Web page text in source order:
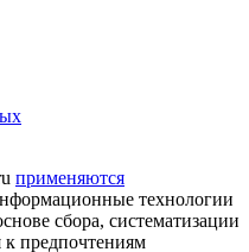
применяются
технологии
сбора, систематизации
к предпочтениям